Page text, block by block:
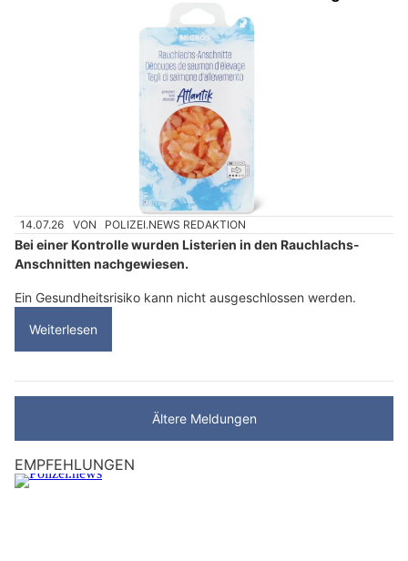
14.07.26 VON POLIZEI.NEWS REDAKTION
Bei einer Kontrolle wurden Listerien in den Rauchlachs-
Anschnitten nachgewiesen.
Ein Gesundheitsrisiko kann nicht ausgeschlossen werden.
Weiterlesen
Ältere Meldungen
EMPFEHLUNGEN